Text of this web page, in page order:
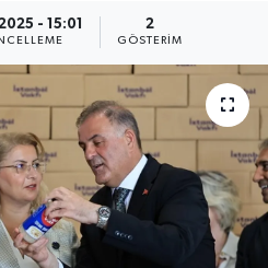
- 15:01 2
GÖSTERIM